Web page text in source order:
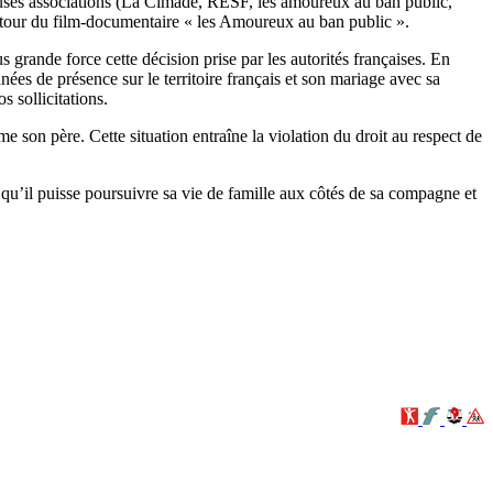
du film-documentaire « les Amoureux au ban public ».
force cette décision prise par les autorités françaises. En
de présence sur le territoire français et son mariage avec sa
sollicitations.
son père. Cette situation entraîne la violation du droit au respect de
puisse poursuivre sa vie de famille aux côtés de sa compagne et